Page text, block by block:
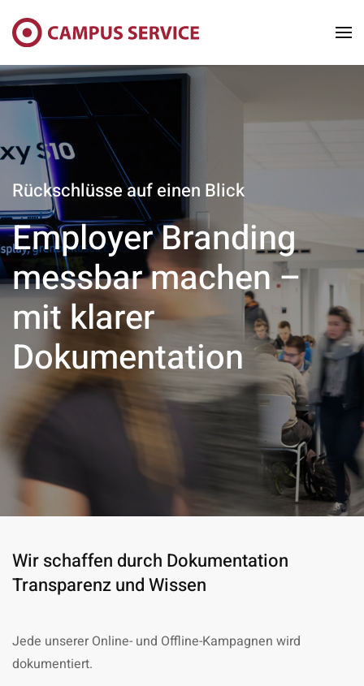
Skip to main content
Rückschlüsse auf einen Blick
Employer Branding
messbar machen –
mit klarer
Dokumentation
Wir schaffen durch Dokumentation
Transparenz und Wissen
Jede unserer Online- und Offline-Kampagnen wird
dokumentiert.